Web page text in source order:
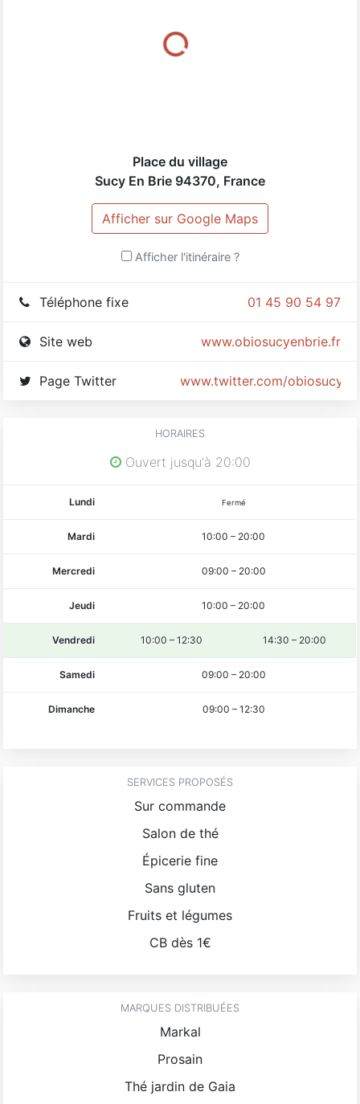
Très beau magasin 👌 Des paniers légumes Bio
composés de produits locaux qui sentent la
Pour ajouter votre commentaire ou en voir
Place du village
Sucy En Brie 94370, France
Afficher sur Google Maps
Afficher l'itinéraire ?
01 45 90 54 97
Téléphone fixe
www.obiosucyenbrie.fr
Site web
www.twitter.com/
Page Twitter
HORAIRES
Ouvert jusqu'à 20:00
Lundi Fermé
Mardi 10:00 – 20:00
Mercredi 09:00 – 20:00
Jeudi 10:00 – 20:00
Vendredi 10:00 –12:30 14:30 – 20:00
Samedi 09:00 – 20:00
Dimanche 09:00 – 12:30
SERVICES PROPOSÉS
Sur commande
Salon de thé
Épicerie fine
Sans gluten
Fruits et légumes
CB dès 1€
MARQUES DISTRIBUÉES
Markal
Prosain
Thé jardin de Gaia